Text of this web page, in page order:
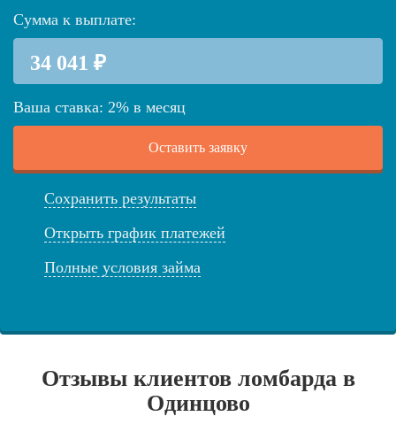
Сумма к выплате:
Ваша ставка: 2% в месяц
Оставить заявку
Сохранить результаты
Открыть график платежей
Полные условия займа
Отзывы клиентов ломбарда в
Одинцово